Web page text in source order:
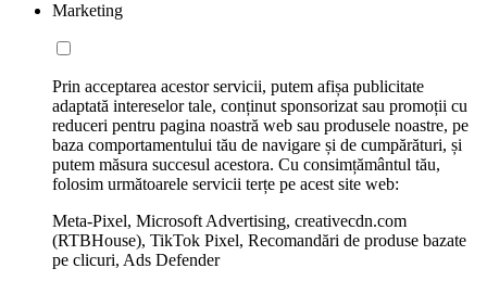
Marketing
Prin acceptarea acestor servicii, putem afișa publicitate
adaptată intereselor tale, conținut sponsorizat sau promoții cu
reduceri pentru pagina noastră web sau produsele noastre, pe
baza comportamentului tău de navigare și de cumpărături, și
putem măsura succesul acestora. Cu consimțământul tău,
folosim următoarele servicii terțe pe acest site web:
Meta-Pixel, Microsoft Advertising, creativecdn.com
(RTBHouse), TikTok Pixel, Recomandări de produse bazate
pe clicuri, Ads Defender